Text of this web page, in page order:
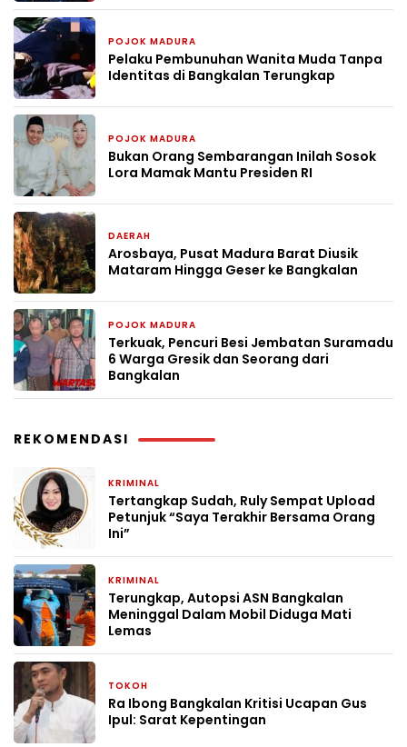
POJOK MADURA
Pelaku Pembunuhan Wanita Muda Tanpa
Identitas di Bangkalan Terungkap
POJOK MADURA
Bukan Orang Sembarangan Inilah Sosok
Lora Mamak Mantu Presiden RI
DAERAH
Arosbaya, Pusat Madura Barat Diusik
Mataram Hingga Geser ke Bangkalan
POJOK MADURA
Terkuak, Pencuri Besi Jembatan Suramadu
6 Warga Gresik dan Seorang dari
Bangkalan
REKOMENDASI
KRIMINAL
Tertangkap Sudah, Ruly Sempat Upload
Petunjuk “Saya Terakhir Bersama Orang
Ini”
KRIMINAL
Terungkap, Autopsi ASN Bangkalan
Meninggal Dalam Mobil Diduga Mati
Lemas
TOKOH
Ra Ibong Bangkalan Kritisi Ucapan Gus
Ipul: Sarat Kepentingan